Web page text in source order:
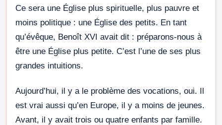
Ce sera une Église plus spirituelle, plus pauvre et
moins politique : une Église des petits. En tant
qu’évêque, Benoît XVI avait dit : préparons-nous à
être une Église plus petite. C’est l’une de ses plus
grandes intuitions.
Aujourd’hui, il y a le problème des vocations, oui. Il
est vrai aussi qu’en Europe, il y a moins de jeunes.
Avant, il y avait trois ou quatre enfants par famille.